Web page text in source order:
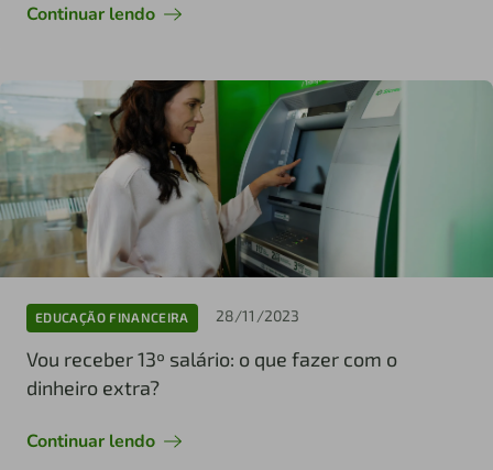
Continuar lendo
EDUCAÇÃO FINANCEIRA 28/11/2023
Vou receber 13º salário: o que fazer com o
dinheiro extra?
Continuar lendo